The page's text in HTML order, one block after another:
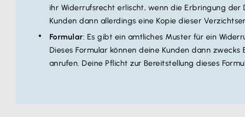
ihr Widerrufsrecht erlischt, wenn die Erbringung
Kunden dann allerdings eine Kopie dieser
Formular: Es gibt ein amtliches Muster für ein
Dieses Formular können deine Kunden dann
anrufen. Deine Pflicht zur Bereitstellung dieses